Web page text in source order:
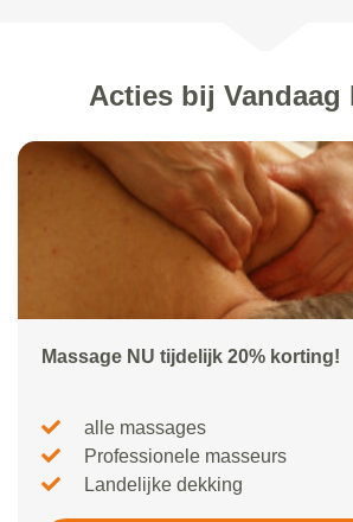
Acties bij Vandaag
Massage NU tijdelijk 20% korting!
alle massages
Professionele masseurs
Landelijke dekking